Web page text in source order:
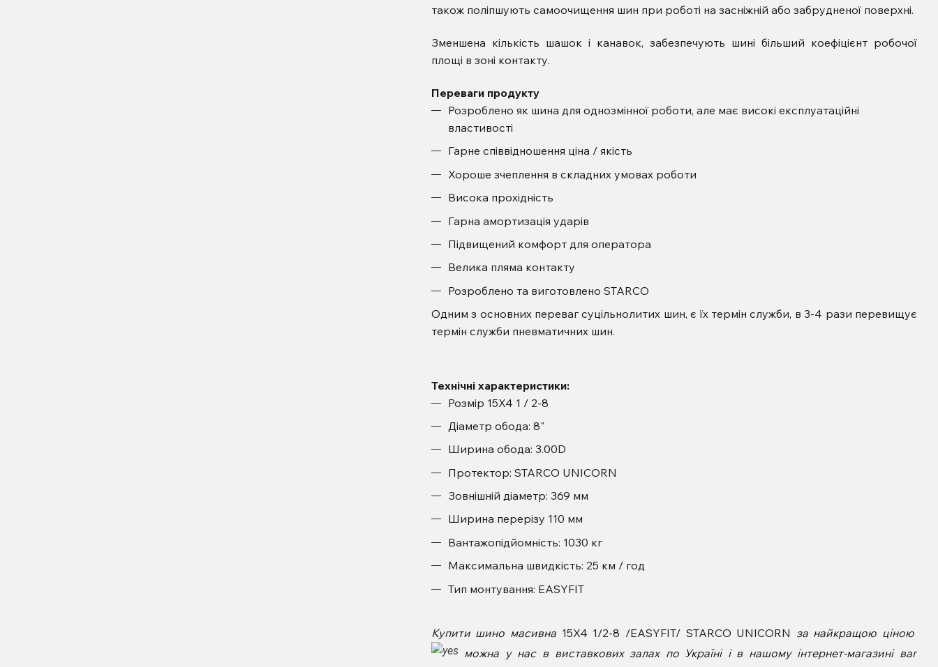
також поліпшують самоочищення шин при роботі на засніжній або забрудненої поверхні.
Зменшена кількість шашок і канавок, забезпечують шині більший коефіцієнт робочої
площі в зоні контакту.
Переваги продукту
Розроблено як шина для однозмінної роботи, але має високі експлуатаційні
властивості
Гарне співвідношення ціна / якість
Хороше зчеплення в складних умовах роботи
Висока прохідність
Гарна амортизація ударів
Підвищений комфорт для оператора
Велика пляма контакту
Розроблено та виготовлено STARCO
Одним з основних переваг суцільнолитих шин, є їх термін служби, в 3-4 рази перевищує
термін служби пневматичних шин.
Технічні характеристики:
Розмір 15X4 1 / 2-8
Діаметр обода: 8"
Ширина обода: 3.00D
Протектор: STARCO UNICORN
Зовнішній діаметр: 369 мм
Ширина перерізу 110 мм
Вантажопідйомність: 1030 кг
Максимальна швидкість: 25 км / год
Тип монтування: EASYFIT
Купити шино масивна 15X4 1/2-8 /EASYFIT/ STARCO UNICORN за найкращою ціною
можна у нас в виставкових залах по Україні і в нашому інтернет-магазині ваг